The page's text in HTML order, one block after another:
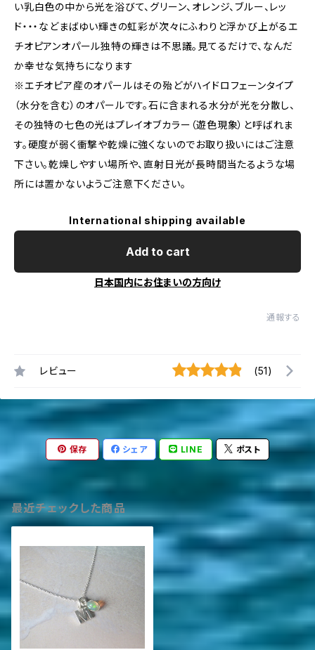
い乳白色の中から光を浴びて、グリーン、オレンジ、ブルー、レッ
ド・・・などまばゆい輝きの虹彩が次々にふわりと浮かび上がるエ
チオピアンオパール独特の輝きは不思議。見てるだけで、なんだ
か幸せな気持ちになります
※エチオピア産のオパールはその殆どがハイドロフェーンタイプ
（水分を含む）のオパールです。石に含まれる水分が光を分散し、
その独特の七色の光はプレイオブカラー（遊色現象）と呼ばれま
す。硬度が弱く衝撃や乾燥に強くないのでお取り扱いにはご注意
下さい。乾燥しやすい場所や、直射日光が長時間当たるような場
所には置かないようご注意下ください。
International shipping available
Add to cart
日本国内にお住まいの方向け
通報する
レビュー (51)
保存 シェア LINE ポスト
最近チェックした商品